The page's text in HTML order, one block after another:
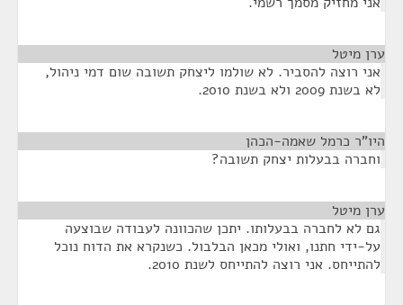
ערן מיטל
אני רוצה להסביר. לא שולמו ליצחק תשובה שום דמי ניהול,
לא בשנת 2009 ולא בשנת 2010.
היו"ר כרמל שאמה-הכהן
וחברה בבעלות יצחק תשובה?
ערן מיטל
גם לא לחברה בבעלותו. יתכן שהכוונה לעבודה שבוצעה
על-ידי חתנו, ואולי מכאן הבלבול. כשנקרא את הדוח נוכל
להתייחס. אני רוצה להתייחס לשנת 2010.